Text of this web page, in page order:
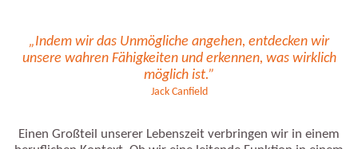
„Indem wir das Unmögliche angehen, entdecken wir
unsere wahren Fähigkeiten und erkennen, was wirklich
möglich ist.”
Jack Canfield
Einen Großteil unserer Lebenszeit verbringen wir in einem